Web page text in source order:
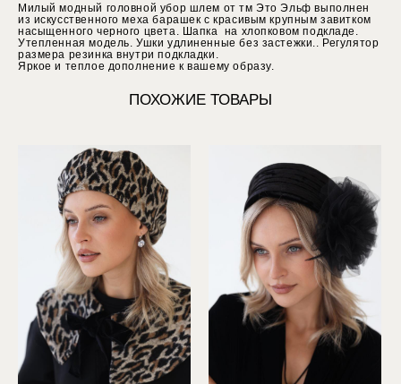
Милый модный головной убор шлем от тм Это Эльф выполнен
из искусственного меха барашек с красивым крупным завитком
насыщенного черного цвета. Шапка на хлопковом подкладе.
Утепленная модель. Ушки удлиненные без застежки.. Регулятор
размера резинка внутри подкладки.
Яркое и теплое дополнение к вашему образу.
ПОХОЖИЕ ТОВАРЫ